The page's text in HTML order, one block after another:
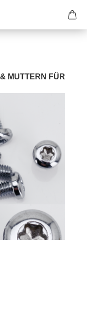
MUTTERN FÜR